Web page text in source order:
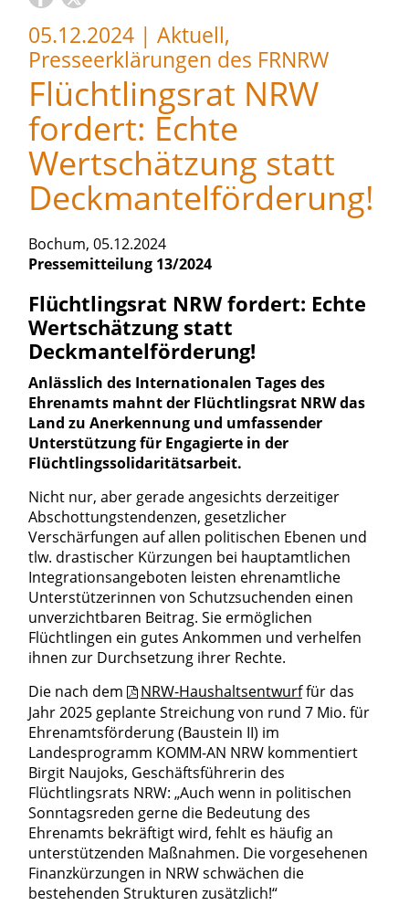
05.12.2024 | Aktuell,
Presseerklärungen des FRNRW
Flüchtlingsrat NRW
fordert: Echte
Wertschätzung statt
Deckmantelförderung!
Bochum, 05.12.2024
Pressemitteilung 13/2024
Flüchtlingsrat NRW fordert: Echte
Wertschätzung statt
Deckmantelförderung!
Anlässlich des Internationalen Tages des
Ehrenamts mahnt der Flüchtlingsrat NRW das
Land zu Anerkennung und umfassender
Unterstützung für Engagierte in der
Flüchtlingssolidaritätsarbeit.
Nicht nur, aber gerade angesichts derzeitiger
Abschottungstendenzen, gesetzlicher
Verschärfungen auf allen politischen Ebenen und
tlw. drastischer Kürzungen bei hauptamtlichen
Integrationsangeboten leisten ehrenamtliche
Unterstützerinnen von Schutzsuchenden einen
unverzichtbaren Beitrag. Sie ermöglichen
Flüchtlingen ein gutes Ankommen und verhelfen
ihnen zur Durchsetzung ihrer Rechte.
Die nach dem
NRW-Haushaltsentwurffür das
Jahr 2025 geplante Streichung von rund 7 Mio. für
Ehrenamtsförderung (Baustein II) im
Landesprogramm KOMM-AN NRW kommentiert
Birgit Naujoks, Geschäftsführerin des
Flüchtlingsrats NRW: „Auch wenn in politischen
Sonntagsreden gerne die Bedeutung des
Ehrenamts bekräftigt wird, fehlt es häufig an
unterstützenden Maßnahmen. Die vorgesehenen
Finanzkürzungen in NRW schwächen die
bestehenden Strukturen zusätzlich!“